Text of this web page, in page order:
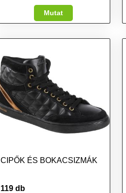
Mutat
CIPŐK ÉS BOKACSIZMÁK
119 db